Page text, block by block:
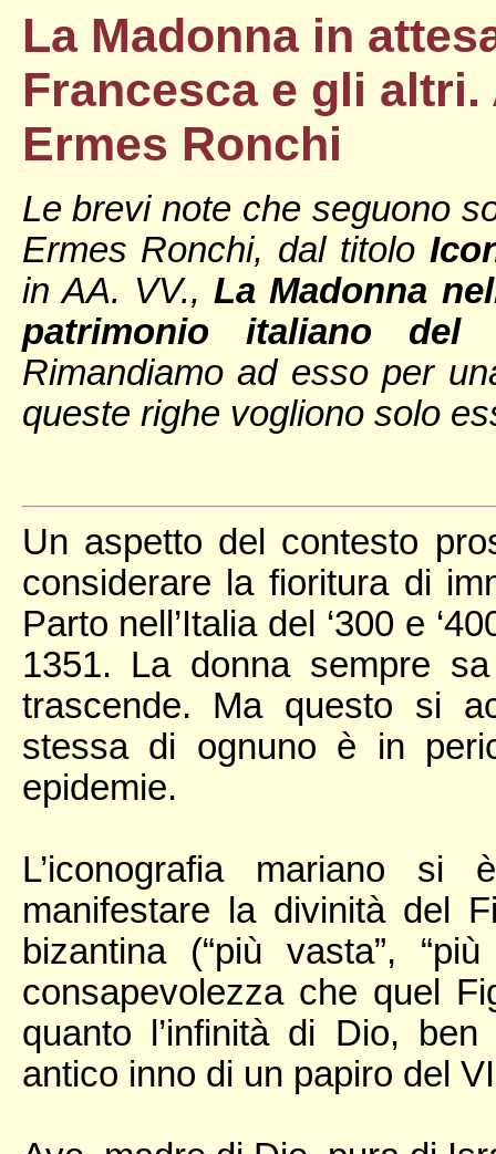
La Madonna in
Francesca e gli
Ermes Ronchi
Le brevi note che seguono
Ermes Ronchi, dal titolo
in AA. VV.,La Madonna
patrimonio italiano del
Rimandiamo ad esso per
queste righe vogliono solo
Un aspetto del contesto
considerare la fioritura di
Parto nell’Italia del ‘300 e
1351. La donna sempre
trascende. Ma questo si
stessa di ognuno è in
epidemie.
L’iconografia mariano
manifestare la divinità del
bizantina (“più vasta”,
consapevolezza che quel
quanto l’infinità di Dio,
antico inno di un papiro del